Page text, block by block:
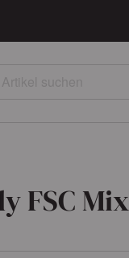
FSC Mix